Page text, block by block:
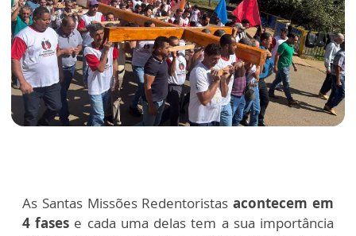
As Santas Missões Redentoristas acontecem em
4 fases e cada uma delas tem a sua importância